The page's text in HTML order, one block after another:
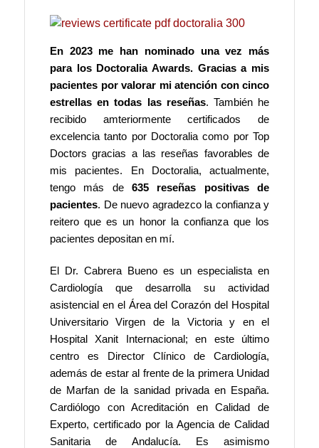
En 2023 me han nominado una vez más
para los Doctoralia Awards. Gracias a mis
pacientes por valorar mi atención con cinco
estrellas en todas las reseñas. También he
recibido amteriormentecertificados de
excelencia tanto por Doctoralia como por Top
Doctors gracias a las reseñas favorables de
mis pacientes. En Doctoralia, actualmente,
tengo más de 635 reseñas positivas de
pacientes. De nuevo agradezco la confianza y
reitero que es un honor la confianza que los
pacientes depositan en mí.
El Dr. Cabrera Bueno es un especialista en
Cardiología que desarrolla su actividad
asistencial en el Área del Corazón del Hospital
Universitario Virgen de la Victoria y en el
Hospital Xanit Internacional; en este último
centro es Director Clínico de Cardiología,
además de estar al frente de la primera Unidad
de Marfan de la sanidad privada en España.
Cardiólogo con Acreditación en Calidad de
Experto, certificado por la Agencia de Calidad
Sanitaria de Andalucía. Es asimismo